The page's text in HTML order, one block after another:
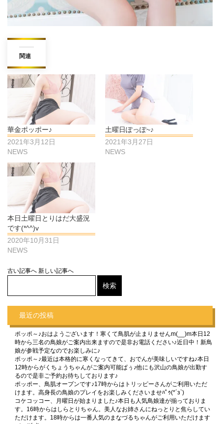
関連
華金ポッポー♪
2021年3月12日
NEWS
土曜日ぽっぽ~♪
2021年3月27日
NEWS
本日土曜日とりはだ大盛況
です(*^^)v
2020年10月31日
NEWS
古い記事へ 新しい記事へ
最近の投稿
ポッポ～♪おはようございます！寒くて鳥肌が止まりませんm(__)m本日12
時から三名の鳥娘がご案内出来ますので是非お電話ください♪近日中！新鳥
娘が参戦予定なのでお楽しみに♪
ポッポ～♪最近は本格的に寒くなってきて、おでんが美味しいですね♪本日
12時からがくちょうちゃんがご案内可能ぱぅ♪他にも沢山の鳥娘が出勤す
るので是非ご予約お待ちしております♪
ポッポー、鳥肌オープンです♪17時からはトリッピーさんがご利用いただ
けます。高身長の鳥娘のプレイをお楽しみくださいませﾊﾟｩ(*´з`)
コケコッコー、月曜日が始まりました♪本日も人気鳥娘達が揃っておりま
す。16時からはしらとりちゃん。美人なお姉さんにねっとりと焦らしてい
ただけます。18時からは一番人気のまなづるちゃんがご利用いただけます